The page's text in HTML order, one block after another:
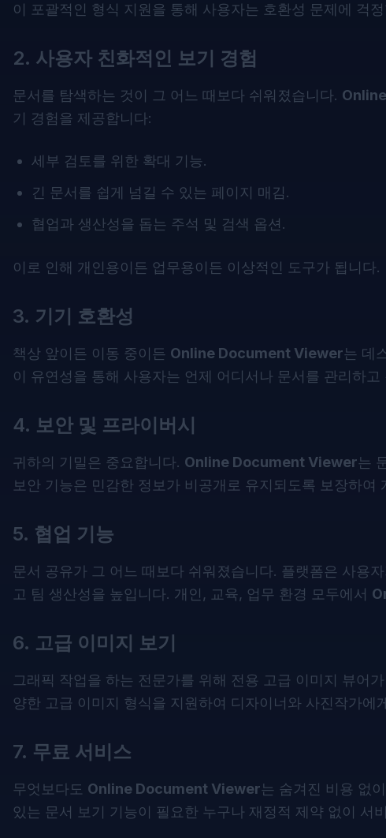
이 포괄적인 형식 지원을 통해 사용자는 호환성 문제에 걱
2. 사용자 친화적인 보기 경험
문서를 탐색하는 것이 그 어느 때보다 쉬워졌습니다.
기 경험을 제공합니다:
세부 검토를 위한 확대 기능.
긴 문서를 쉽게 넘길 수 있는 페이지 매김.
협업과 생산성을 돕는 주석 및 검색 옵션.
이로 인해 개인용이든 업무용이든 이상적인 도구가 됩니다.
3. 기기 호환성
책상 앞이든 이동 중이든 Online Document Viewer는 데
이 유연성을 통해 사용자는 언제 어디서나 문서를 관리하고
4. 보안 및 프라이버시
귀하의 기밀은 중요합니다. Online Document Viewer는
보안 기능은 민감한 정보가 비공개로 유지되도록 보장하
5. 협업 기능
문서 공유가 그 어느 때보다 쉬워졌습니다. 플랫폼은 사용
고 팀 생산성을 높입니다. 개인, 교육, 업무 환경 모두에서
6. 고급 이미지 보기
그래픽 작업을 하는 전문가를 위해 전용 고급 이미지 뷰어
양한 고급 이미지 형식을 지원하여 디자이너와 사진작가에
7. 무료 서비스
무엇보다도 Online Document Viewer는 숨겨진 비용 없
있는 문서 보기 기능이 필요한 누구나 재정적 제약 없이 서